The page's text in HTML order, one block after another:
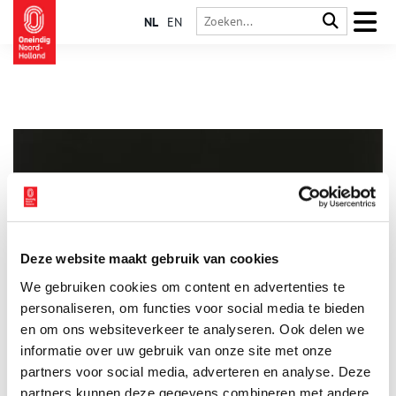
Deze website maakt gebruik van cookies
We gebruiken cookies om content en advertenties te
personaliseren, om functies voor social media te bieden
en om ons websiteverkeer te analyseren. Ook delen we
informatie over uw gebruik van onze site met onze
partners voor social media, adverteren en analyse. Deze
partners kunnen deze gegevens combineren met andere
NL EN
Rijksmuseum
Choreograaf Hans van Manen schenkt zijn fotografische oeuvre
aan het Rijksmuseum. In de jaren 1980-90 bouwde Van Manen,
naast zijn werk als choreograaf, een klein maar zorgvuldig
gecomponeerd oeuvre op. Hij portretteerde dansers en
fotografeerde mannelijk naakt. Kenmerkend voor zijn
fotografie is de ogenschijnlijke eenvoud van de compositie,
2 min